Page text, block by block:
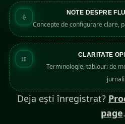
⟠ NOTE DESPRE
Concepte de configurare clare,
⛓ CLARITATE
Terminologie, tablouri de
Deja ești înregistrat?
page.